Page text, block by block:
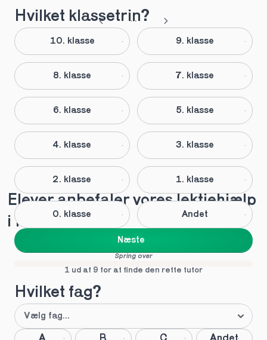
Hvilket klassetrin?
10. klasse 9. klasse
8. klasse 7. klasse
6. klasse 5. klasse
4. klasse 3. klasse
2. klasse 1. klasse
0. klasse Andet
Næste
Spring over
1 ud af 9 for at finde den rette tutor
Hvilket fag?
Elever anbefaler vores lektiehjælp
i Idræt